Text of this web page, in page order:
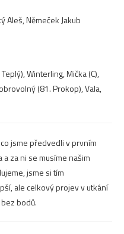
Aleš, Němeček Jakub
Winterling, Mička (C),
(81. Prokop), Vala,
co jsme předvedli v prvním
za ni se musíme našim
jsme si tím
ale celkový projev v utkání
bodů.